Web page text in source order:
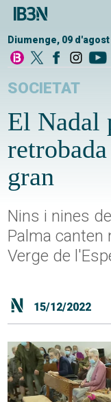
Diumenge, 09 d'agost
SOCIETAT
El Nadal
gran
Nins i nines
Palma canten
Verge de
15/12/2022